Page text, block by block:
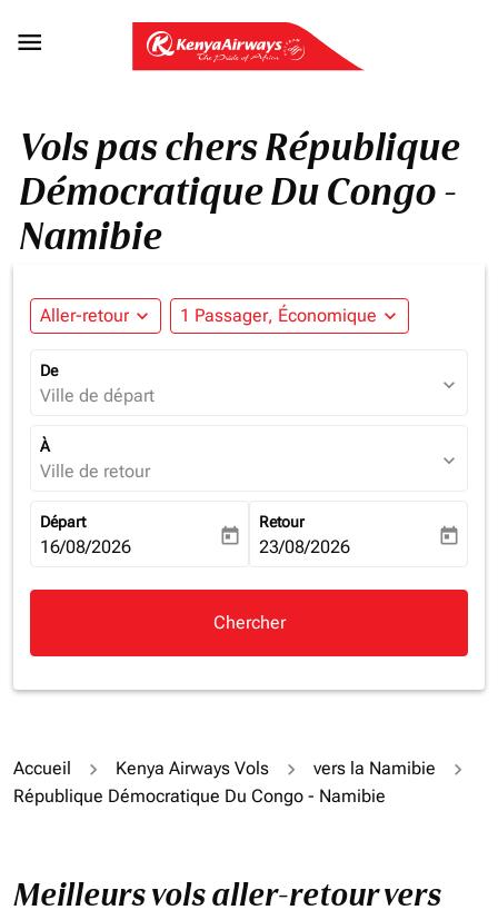

Vols pas chers République
Démocratique Du Congo -
Namibie
Aller-retour expand_more 1 Passager, Économique expand_more
De
Ville de départ expand_more
À
Ville de retour expand_more
Départ
fc-booking-departure-date-aria-label
16/08/2026 today
Retour
fc-booking-return-date-aria-
23/08/2026 today
Chercher
Accueil Kenya Airways Vols
vers la Namibie
République Démocratique Du Congo - Namibie
Meilleurs vols aller-retour vers